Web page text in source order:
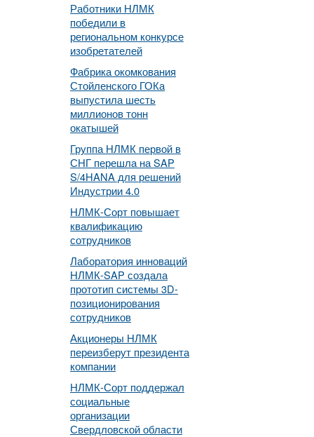
Работники НЛМК
победили в
региональном конкурсе
изобретателей
Фабрика окомкования
Стойленского ГОКа
выпустила шесть
миллионов тонн
окатышей
Группа НЛМК первой в
СНГ перешла на SAP
S/4HANA для решений
Индустрии 4.0
НЛМК-Сорт повышает
квалификацию
сотрудников
Лаборатория инноваций
НЛМК-SAP создала
прототип системы 3D-
позиционирования
сотрудников
Акционеры НЛМК
переизберут президента
компании
НЛМК-Сорт поддержал
социальные
организации
Свердловской области